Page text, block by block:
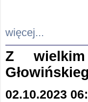
więcej...
Z
02.10.2023